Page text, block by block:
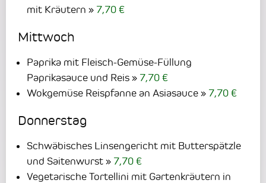
mit Kräutern
7,70 €
Mittwoch
Paprika mit Fleisch-Gemüse-Füllung
Paprikasauce und Reis
7,70 €
Wokgemüse Reispfanne an Asiasauce
7,70 €
Donnerstag
Schwäbisches Linsengericht mit Butterspätzle
und Saitenwurst
7,70 €
Vegetarische Tortellini mit Gartenkräutern in